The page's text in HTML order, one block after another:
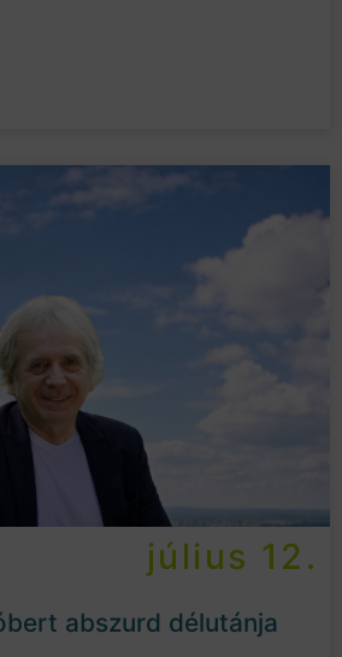
július 12.
abszurd délutánja